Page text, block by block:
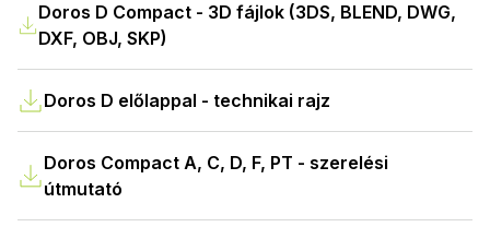
Doros D Compact - 3D fájlok (3DS, BLEND, DWG,
DXF, OBJ, SKP)
Doros D előlappal - technikai rajz
Doros Compact A, C, D, F, PT - szerelési
útmutató